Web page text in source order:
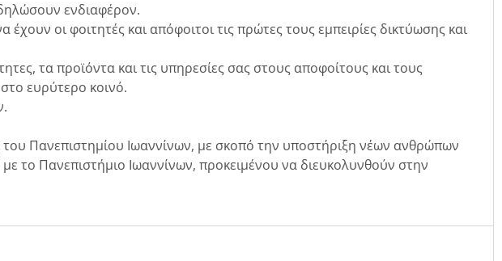
ενδιαφέρον.
οι φοιτητές και απόφοιτοι τις πρώτες τους εμπειρίες δικτύωσης και
τα προϊόντα και τις υπηρεσίες σας στους αποφοίτους και τους
ευρύτερο κοινό.
Πανεπιστημίου Ιωαννίνων, με σκοπό την υποστήριξη νέων ανθρώπων
το Πανεπιστήμιο Ιωαννίνων, προκειμένου να διευκολυνθούν στην